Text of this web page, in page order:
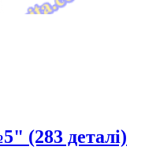
(283 деталі)